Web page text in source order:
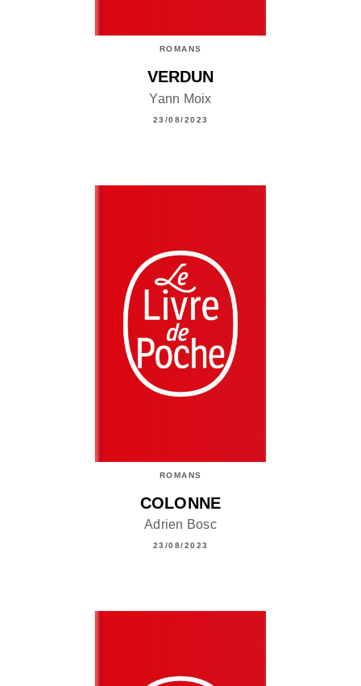
ROMANS
VERDUN
Yann Moix
23/08/2023
ROMANS
COLONNE
Adrien Bosc
23/08/2023